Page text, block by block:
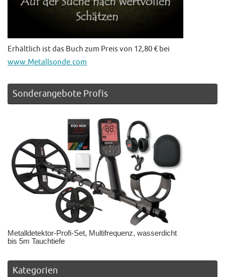
Erhältlich ist das Buch zum Preis von 12,80 € bei
www.Metallsonde.com
Sonderangebote Profis
Metalldetektor-Profi-Set, Multifrequenz, wasserdicht
bis 5m Tauchtiefe
Kategorien